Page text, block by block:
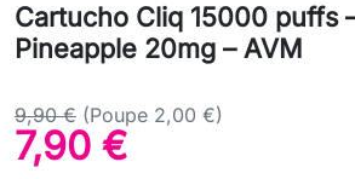
Cartucho Cliq 15000 puffs
Pineapple 20mg – AVM
9,90 € (Poupe 2,00 €)
7,90 €